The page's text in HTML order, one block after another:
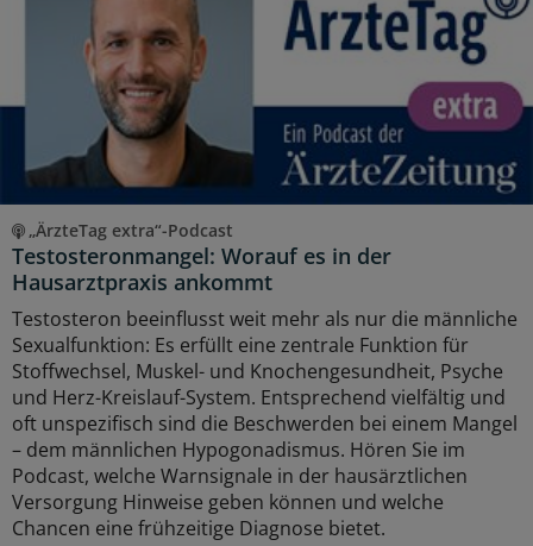
„ÄrzteTag extra“-Podcast
Testosteronmangel: Worauf es in der
Hausarztpraxis ankommt
Testosteron beeinflusst weit mehr als nur die männliche
Sexualfunktion: Es erfüllt eine zentrale Funktion für
Stoffwechsel, Muskel- und Knochengesundheit, Psyche
und Herz-Kreislauf-System. Entsprechend vielfältig und
oft unspezifisch sind die Beschwerden bei einem Mangel
– dem männlichen Hypogonadismus. Hören Sie im
Podcast, welche Warnsignale in der hausärztlichen
Versorgung Hinweise geben können und welche
Chancen eine frühzeitige Diagnose bietet.